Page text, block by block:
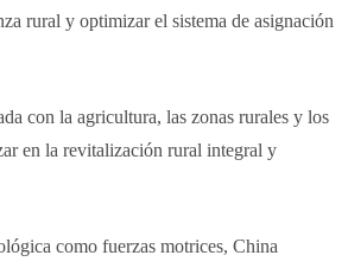
rural y optimizar el sistema de asignación
con la agricultura, las zonas rurales y los
en la revitalización rural integral y
como fuerzas motrices, China